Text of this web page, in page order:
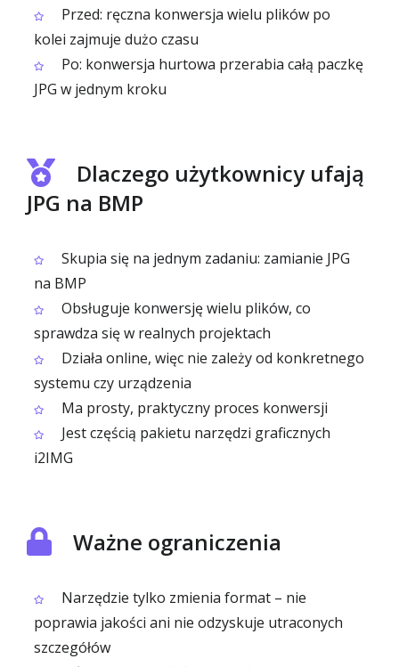
Przed: ręczna konwersja wielu plików po
kolei zajmuje dużo czasu
Po: konwersja hurtowa przerabia całą paczkę
JPG w jednym kroku
Dlaczego użytkownicy ufają
JPG na BMP
Skupia się na jednym zadaniu: zamianie JPG
na BMP
Obsługuje konwersję wielu plików, co
sprawdza się w realnych projektach
Działa online, więc nie zależy od konkretnego
systemu czy urządzenia
Ma prosty, praktyczny proces konwersji
Jest częścią pakietu narzędzi graficznych
i2IMG
Ważne ograniczenia
Narzędzie tylko zmienia format – nie
poprawia jakości ani nie odzyskuje utraconych
szczegółów